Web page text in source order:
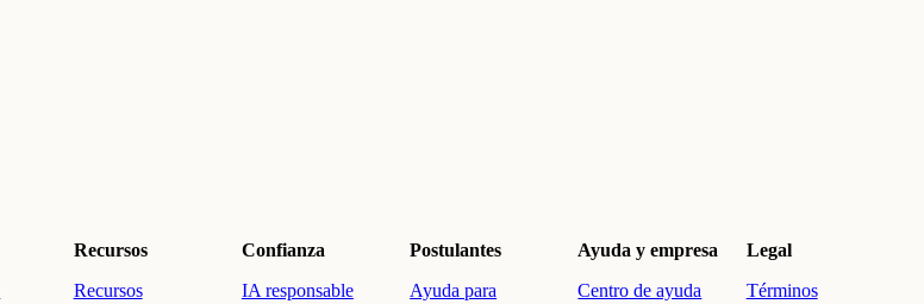
Recursos
Recursos
Confianza
IA responsable
Postulantes
Ayuda para
Ayuda y empresa
Centro de ayuda
Legal
Términos